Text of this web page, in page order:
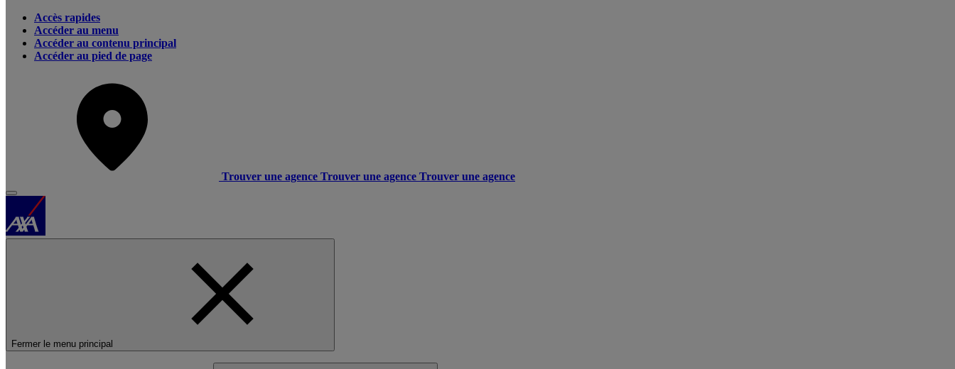
Accès rapides
Accéder au menu
Accéder au contenu principal
Accéder au pied de page
Trouver une agence Trouver une agence Trouver une agence
Fermer le menu principal